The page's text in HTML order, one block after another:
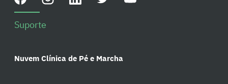
Suporte
Nuvem Clínica de Pé e Marcha